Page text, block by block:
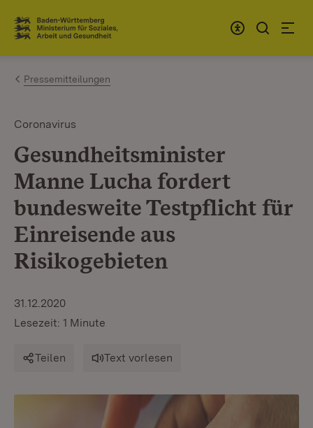
Zum Inhalt springen
Link zur Startseite
Pressemitteilungen
Coronavirus
Gesundheitsminister
Manne Lucha fordert
bundesweite Testpflicht für
Einreisende aus
Risikogebieten
31.12.2020
Lesezeit: 1 Minute
Teilen Text vorlesen